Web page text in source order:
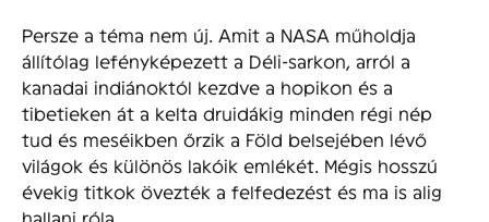
Persze a téma nem új. Amit a NASA műholdja
állítólag lefényképezett a Déli-sarkon, arról a
kanadai indiánoktól kezdve a hopikon és a
tibetieken át a kelta druidákig minden régi nép
tud és meséikben őrzik a Föld belsejében lévő
világok és különös lakóik emlékét. Mégis hosszú
évekig titkok övezték a felfedezést és ma is alig
hallani róla.